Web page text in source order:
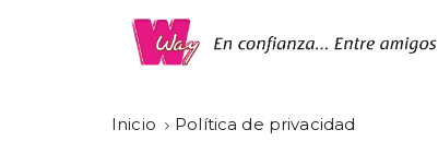
Inicio Política de privacidad